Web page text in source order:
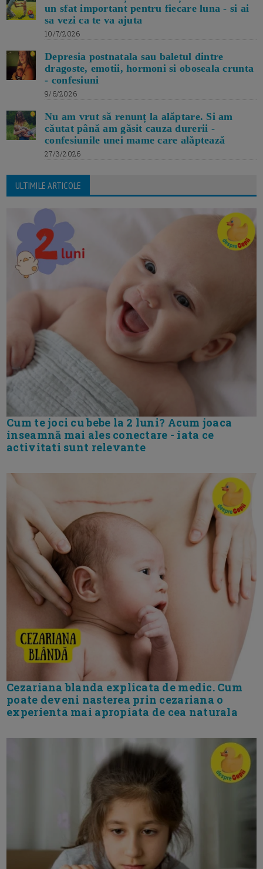
un sfat important pentru fiecare luna - si ai
sa vezi ca te va ajuta
10/7/2026
Depresia postnatala sau baletul dintre
dragoste, emotii, hormoni si oboseala crunta
- confesiuni
9/6/2026
Nu am vrut să renunț la alăptare. Si am
căutat până am găsit cauza durerii -
confesiunile unei mame care alăptează
27/3/2026
ULTIMILE ARTICOLE
Cum te joci cu bebe la 2 luni? Acum joaca
inseamnă mai ales conectare - iata ce
activitati sunt relevante
Cezariana blanda explicata de medic. Cum
poate deveni nasterea prin cezariana o
experienta mai apropiata de cea naturala